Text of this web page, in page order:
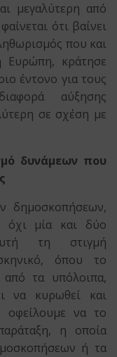
μεγαλύτερη από
ότι βαίνει
που και
Ευρώπη, κράτησε
έντονο για τους
αύξησης
σε σχέση με
δυνάμεων που
δημοσκοπήσεων,
όχι μία και δύο
τη στιγμή
όπου το
τα υπόλοιπα,
να κυρωθεί και
οφείλουμε να το
η οποία
ή τα